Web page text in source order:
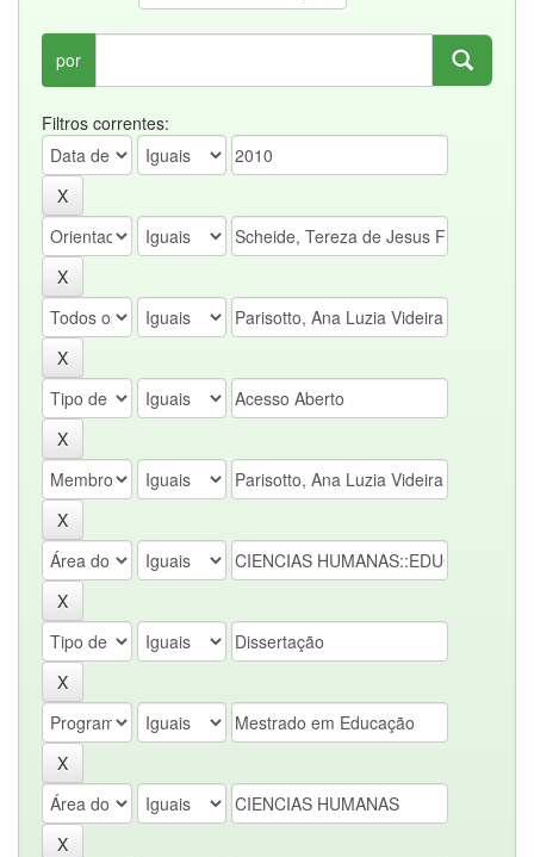
por
Filtros correntes: